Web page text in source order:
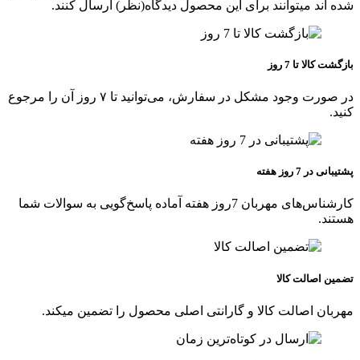
شده اند میتوانند برای این محصول دیدگاه(نظر) ارسال کنند.
بازگشت کالا تا 7 روز
در صورت وجود مشکل در سفارش، می‌توانید تا ۷ روز آن را مرجوع
کنید.
پشتیبانی در 7 روز هفته
کارشناس‌های مهربان 7روز هفته آماده پاسخ‌گویی به سوالات شما
هستند.
تضمین اصالت کالا
مهربان اصالت کالا و گارانتی اصلی محصول را تضمین میکند.